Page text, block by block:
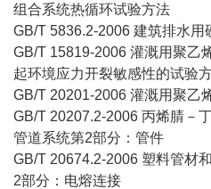
组合系统热循环试验方法
GB/T 5836.2-2006 建筑排水
GB/T 15819-2006 灌溉用聚乙
起环境应力开裂敏感性的试验
GB/T 20201-2006 灌溉用聚乙
GB/T 20207.2-2006 丙烯腈－
管道系统第2部分：管件
GB/T 20674.2-2006 塑料管材
2部分：电熔连接